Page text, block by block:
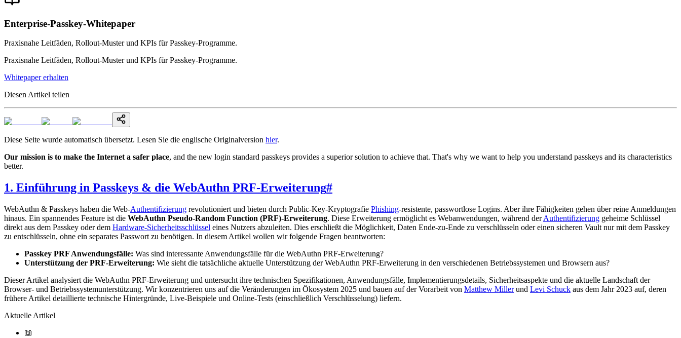
Enterprise-Passkey-Whitepaper
Praxisnahe Leitfäden, Rollout-Muster und KPIs für Passkey-Programme.
Praxisnahe Leitfäden, Rollout-Muster und KPIs für Passkey-Programme.
Whitepaper erhalten
Diesen Artikel teilen
Diese Seite wurde automatisch übersetzt. Lesen Sie die englische Originalversion hier.
Our mission is to make the Internet a safer place, and the new login standard passkeys provides a superior solution to achieve that. That's why we want to help you understand passkeys and its characteristics
better.
1. Einführung in Passkeys & die WebAuthn PRF-Erweiterung#
WebAuthn & Passkeys haben die Web-Authentifizierung revolutioniert und bieten durch Public-Key-Kryptografie Phishing-resistente, passwortlose Logins. Aber ihre Fähigkeiten gehen über reine Anmeldungen
hinaus. Ein spannendes Feature ist die WebAuthn Pseudo-Random Function (PRF)-Erweiterung. Diese Erweiterung ermöglicht es Webanwendungen, während derAuthentifizierung geheime Schlüssel
direkt aus dem Passkey oder dem Hardware-Sicherheitsschlüssel eines Nutzers abzuleiten. Dies erschließt die Möglichkeit, Daten Ende-zu-Ende zu verschlüsseln oder einen sicheren Vault nur mit dem Passkey
zu entschlüsseln, ohne ein separates Passwort zu benötigen. In diesem Artikel wollen wir folgende Fragen beantworten:
Passkey PRF Anwendungsfälle: Was sind interessante Anwendungsfälle für die WebAuthn PRF-Erweiterung?
Unterstützung der PRF-Erweiterung: Wie sieht die tatsächliche aktuelle Unterstützung der WebAuthn PRF-Erweiterung in den verschiedenen Betriebssystemen und Browsern aus?
Dieser Artikel analysiert die WebAuthn PRF-Erweiterung und untersucht ihre technischen Spezifikationen, Anwendungsfälle, Implementierungsdetails, Sicherheitsaspekte und die aktuelle Landschaft der
Browser- und Betriebssystemunterstützung. Wir konzentrieren uns auf die Veränderungen im Ökosystem 2025 und bauen auf der Vorarbeit von Matthew Millerund Levi Schuck aus dem Jahr 2023 auf, deren
frühere Artikel detaillierte technische Hintergründe, Live-Beispiele und Online-Tests (einschließlich Verschlüsselung) liefern.
Aktuelle Artikel
📖